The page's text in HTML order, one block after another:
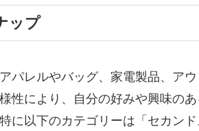
ップ
パレルやバッグ、家電製品、ア
性により、自分の好みや興味の
に以下のカテゴリーは「セカン